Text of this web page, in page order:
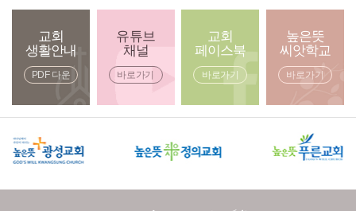
교회
생활안내
PDF 다운
유튜브
채널
바로가기
교회
페이스북
바로가기
높은뜻
씨앗학교
바로가기